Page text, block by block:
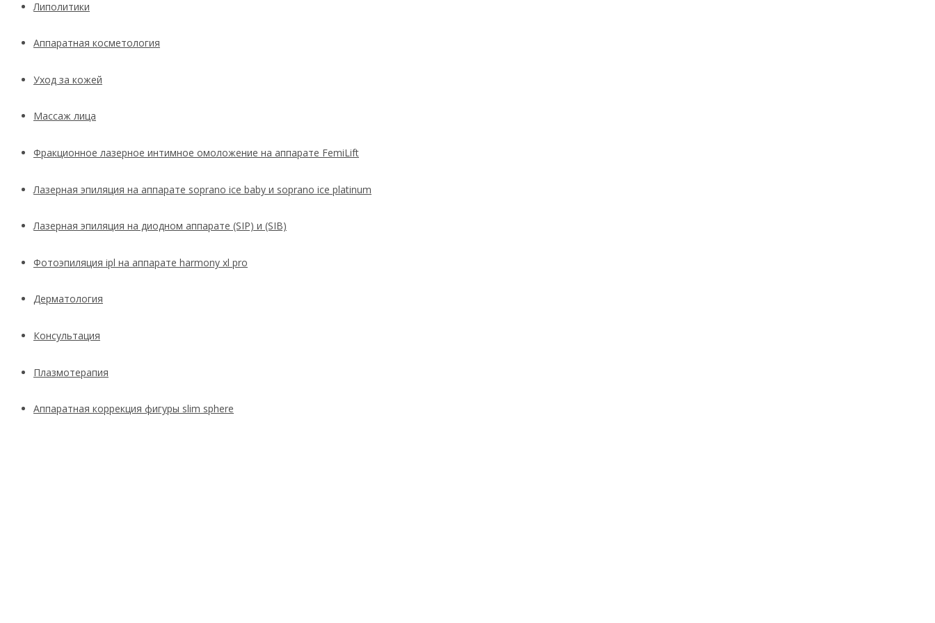
Липолитики
Аппаратная косметология
Уход за кожей
Массаж лица
Фракционное лазерное интимное омоложение на аппарате FemiLift
Лазерная эпиляция на аппарате soprano ice baby и soprano ice platinum
Лазерная эпиляция на диодном аппарате (SIP) и (SIB)
Фотоэпиляция ipl на аппарате harmony xl pro
Дерматология
Консультация
Плазмотерапия
Аппаратная коррекция фигуры slim sphere